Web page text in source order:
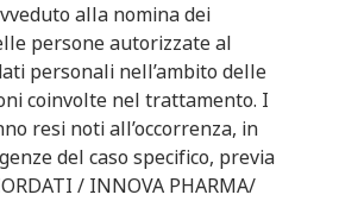
alla nomina dei
persone autorizzate al
personali nell’ambito delle
coinvolte nel trattamento. I
resi noti all’occorrenza, in
del caso specifico, previa
/ INNOVA PHARMA/